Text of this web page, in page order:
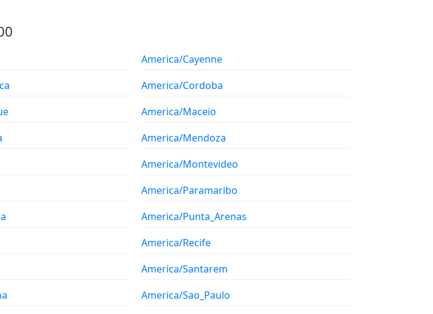
America/Cayenne
America/Cordoba
America/Maceio
America/Mendoza
America/Montevideo
America/Paramaribo
America/Punta_Arenas
America/Recife
America/Santarem
America/Sao_Paulo